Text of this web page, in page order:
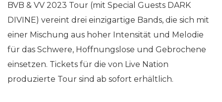
BVB & VV 2023 Tour (mit Special Guests DARK
DIVINE) vereint drei einzigartige Bands, die sich mit
einer Mischung aus hoher Intensität und Melodie
für das Schwere, Hoffnungslose und Gebrochene
einsetzen. Tickets für die von Live Nation
produzierte Tour sind ab sofort erhältlich.